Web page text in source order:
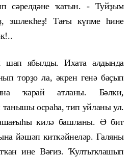
сәрелдәне ҡатын. - Туйҙым
эшлекһеҙ! Тағы күпме һине
ябылды. Ихата алдында
торҙо ла, әкрен генә баҫып
ҡарай атланы. Бәлки,
осраһа, тип уйланы ул.
килә башланы. Ә бит
йәшәп киткәйнеләр. Галяны
ине Вәғиз. Ҡултыҡлашып